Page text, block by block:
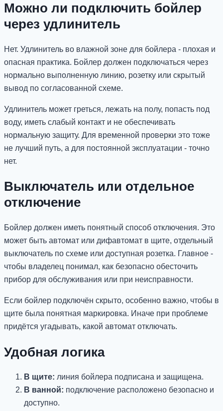
Можно ли подключить бойлер
через удлинитель
Нет. Удлинитель во влажной зоне для бойлера - плохая и
опасная практика. Бойлер должен подключаться через
нормально выполненную линию, розетку или скрытый
вывод по согласованной схеме.
Удлинитель может греться, лежать на полу, попасть под
воду, иметь слабый контакт и не обеспечивать
нормальную защиту. Для временной проверки это тоже
не лучший путь, а для постоянной эксплуатации - точно
нет.
Выключатель или отдельное
отключение
Бойлер должен иметь понятный способ отключения. Это
может быть автомат или дифавтомат в щите, отдельный
выключатель по схеме или доступная розетка. Главное -
чтобы владелец понимал, как безопасно обесточить
прибор для обслуживания или при неисправности.
Если бойлер подключён скрыто, особенно важно, чтобы в
щите была понятная маркировка. Иначе при проблеме
придётся угадывать, какой автомат отключать.
Удобная логика
В щите: линия бойлера подписана и защищена.
В ванной: подключение расположено безопасно и
доступно.